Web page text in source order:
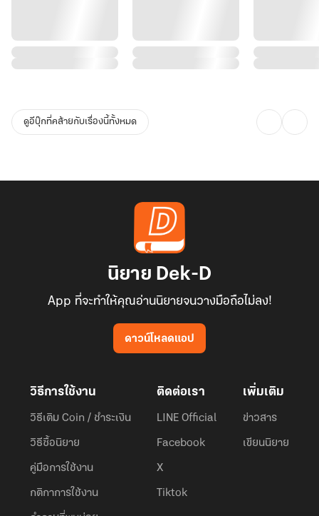
ดูอีบุ๊กที่คล้ายกับเรื่องนี้ทั้งหมด
นิยาย Dek-D
App ที่จะทำให้คุณอ่านนิยายจนวางมือถือไม่ลง!
ดาวน์โหลดแอป
วิธีการใช้งาน
วิธีเติม Coin / ชำระเงิน
วิธีซื้อนิยาย
คู่มือการใช้งาน
กติกาการใช้งาน
ติดต่อเรา
LINE Official
Facebook
X
Tiktok
เพิ่มเติม
ข่าวสาร
เขียนนิยาย